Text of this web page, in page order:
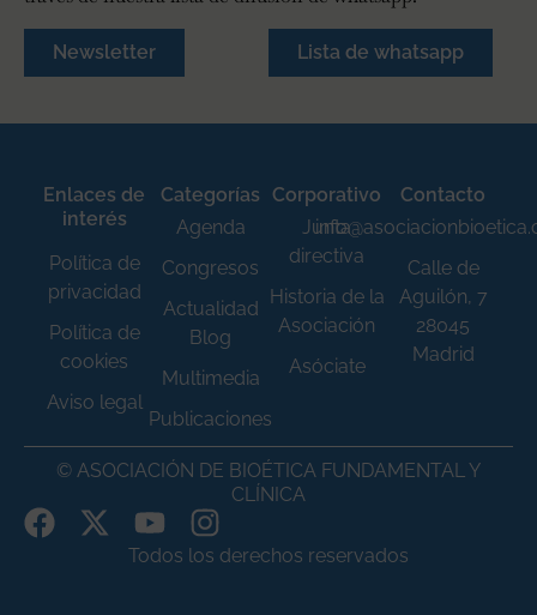
Newsletter Lista de whatsapp
Enlaces de
interés
Política de
privacidad
Política de
cookies
Aviso legal
Categorías
Agenda
Congresos
Actualidad
Blog
Multimedia
Publicaciones
Corporativo
Junta
directiva
Historia de la
Asociación
Asóciate
Contacto
Calle de
Aguilón, 7
28045
Madrid
© ASOCIACIÓN DE BIOÉTICA FUNDAMENTAL Y
CLÍNICA
Todos los derechos reservados